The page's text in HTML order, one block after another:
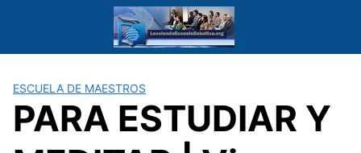
ESCUELA DE MAESTROS
PARA ESTUDIAR Y